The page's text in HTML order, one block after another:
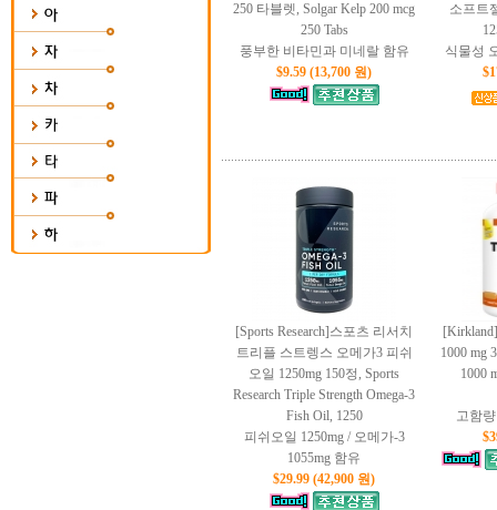
250 타블렛, Solgar Kelp 200 mcg
250 Tabs
풍부한 비타민과 미네랄 함유
$9.59 (13,700 원)
소프트
식물성
[Sports Research]스포츠 리서치
트리플 스트렝스 오메가3 피쉬
오일 1250mg 150정, Sports
Research Triple Strength Omega-3
Fish Oil, 1250
피쉬오일 1250mg / 오메가-3
1055mg 함유
$29.99 (42,900 원)
1000 mg
1000
고함